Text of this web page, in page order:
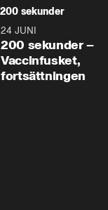
200 sekunder
24 JUNI
200 sekunder –
Vaccinfusket,
fortsättningen